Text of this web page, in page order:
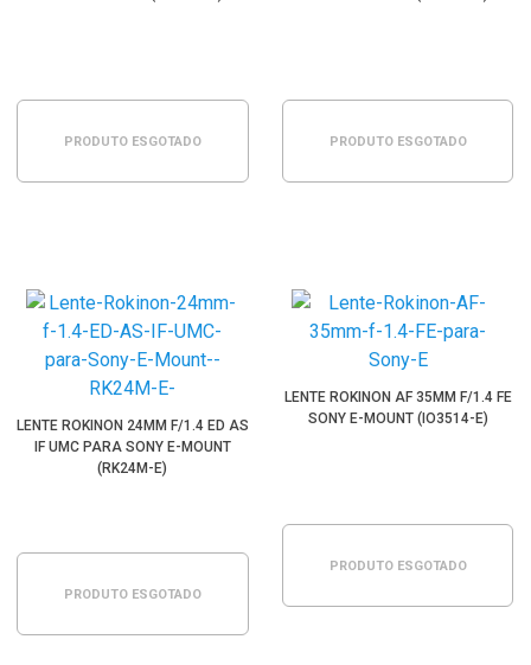
PRODUTO ESGOTADO PRODUTO ESGOTADO
LENTE ROKINON 24MM F/1.4 ED AS
IF UMC PARA SONY E-MOUNT
(RK24M-E)
PRODUTO ESGOTADO
LENTE ROKINON AF 35MM F/1.4 FE
SONY E-MOUNT (IO3514-E)
PRODUTO ESGOTADO